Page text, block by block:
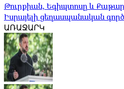
Թուրքիան, Եգիպտոսը և
Իսրայելի ցեղասպանական
ԱՌԱՋԱՐԿ